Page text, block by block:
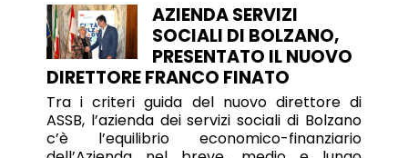
AZIENDA SERVIZI
SOCIALI DI BOLZANO,
PRESENTATO IL NUOVO
DIRETTORE FRANCO FINATO
Tra i criteri guida del nuovo direttore di
ASSB, l’azienda dei servizi sociali di Bolzano
c’è l’equilibrio economico-finanziario